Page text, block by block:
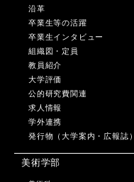
沿革
卒業生等の活躍
卒業生インタビュー
組織図・定員
教員紹介
大学評価
公的研究費関連
求人情報
学外連携
発行物（大学案内・広報誌）
美術学部